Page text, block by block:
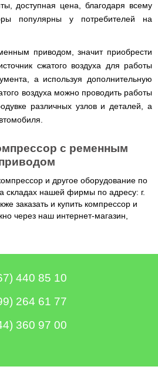
доступная цена, благодаря всему
популярны у потребителей на
приводом, значит приобрести
сжатого воздуха для работы
а используя дополнительную
воздуха можно проводить работы
различных узлов и деталей, а
с ременным
и другое оборудование по
складах нашей фирмы по адресу: г.
заказать и купить компрессор и
через наш интернет-магазин,
440 85 10
264 61 77
360 97 00